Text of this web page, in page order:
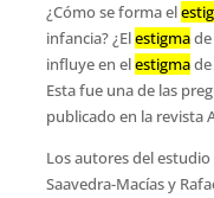
¿Cómo se forma el
infancia? ¿Elestigmade
influye en elestigmade
Esta fue una de las
publicado en la revista
Los autores del
Saavedra-Macías y